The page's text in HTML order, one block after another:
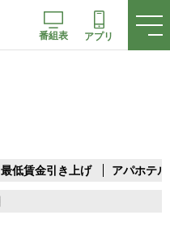
番組表 アプリ
最低賃金引き上げ アパホテル